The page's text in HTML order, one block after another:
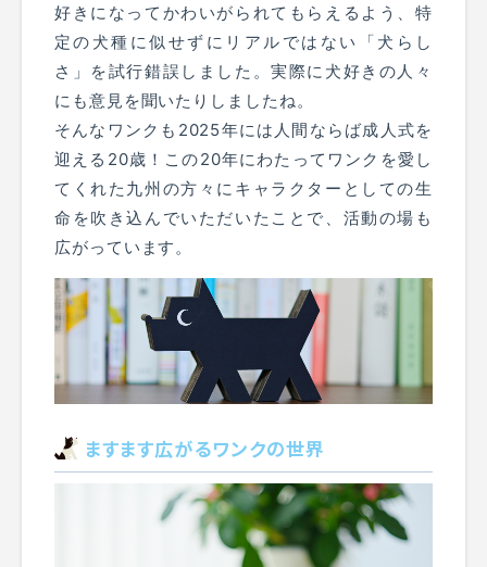
好きになってかわいがられてもらえるよう、特
定の犬種に似せずにリアルではない「犬らし
さ」を試行錯誤しました。実際に犬好きの人々
にも意見を聞いたりしましたね。
そんなワンクも2025年には人間ならば成人式を
迎える20歳！この20年にわたってワンクを愛し
てくれた九州の方々にキャラクターとしての生
命を吹き込んでいただいたことで、活動の場も
広がっています。
ますます広がるワンクの世界